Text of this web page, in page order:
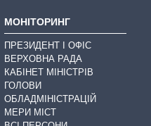
МОНІТОРИНГ
ПРЕЗИДЕНТ І ОФІС
ВЕРХОВНА РАДА
КАБІНЕТ МІНІСТРІВ
ГОЛОВИ
ОБЛАДМІНІСТРАЦІЙ
МЕРИ МІСТ